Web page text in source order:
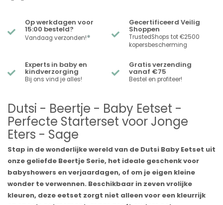
Op werkdagen voor
15:00 besteld?
Vandaag verzonden!*
Gecertificeerd Veilig
Shoppen
TrustedShops tot €2500
kopersbescherming
Experts in baby en
kindverzorging
Bij ons vind je alles!
Gratis verzending
vanaf €75
Bestel en profiteer!
Dutsi - Beertje - Baby Eetset -
Perfecte Starterset voor Jonge
Eters - Sage
Stap in de wonderlijke wereld van de Dutsi Baby Eetset uit
onze geliefde Beertje Serie, het ideale geschenk voor
babyshowers en verjaardagen, of om je eigen kleine
wonder te verwennen. Beschikbaar in zeven vrolijke
kleuren, deze eetset zorgt niet alleen voor een kleurrijk